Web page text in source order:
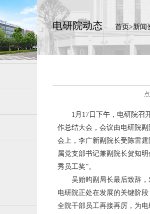
电研院动态 首页>新闻
1月17日下午，电研院召
作总结大会，会议由电研院
会上，李广新副院长受陈雷
属党支部书记兼副院长贺知
秀员工奖”。
吴贻昀副局长最后致辞
电研院正处在发展的关键阶
全院干部员工再接再厉，为